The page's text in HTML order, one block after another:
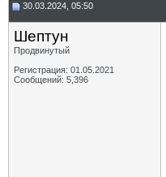
30.03.2024, 05:50
Шептун
Продвинутый
Регистрация: 01.05.2021
Сообщений: 5,396